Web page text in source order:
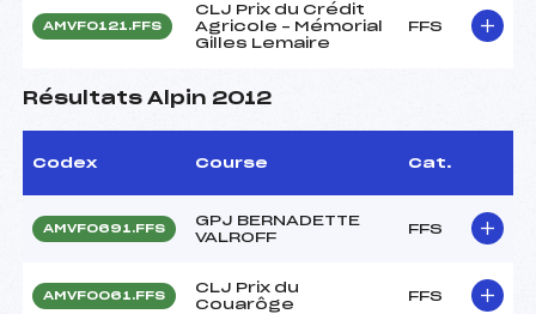
AMVF0121.FFS
CLJ Prix du Crédit
Agricole – Mémorial
Gilles Lemaire
FFS
Résultats Alpin 2012
Codex Course Cat.
AMVF0691.FFS
GPJ BERNADETTE
VALROFF
FFS
AMVF0061.FFS
CLJ Prix du
Couarôge
FFS